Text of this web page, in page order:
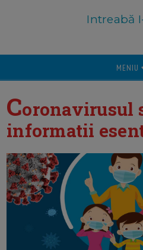
Intreabă
MENIU
Coronavirusul
informatii